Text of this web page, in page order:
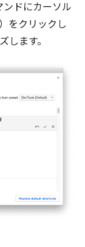
ドにカーソル
をクリックし
します。